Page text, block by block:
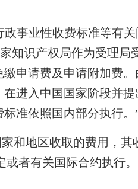
事业性收费标准等有关
知识产权局作为受理局
申请费及申请附加费。
进入中国国家阶段并提
准依照国内部分执行。
和地区收取的费用，其
者有关国际合约执行。